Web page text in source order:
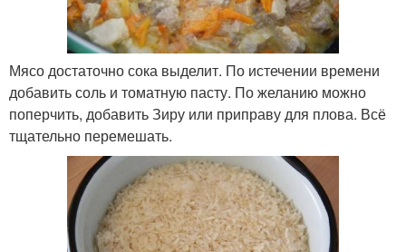
Мясо достаточно сока выделит. По истечении времени
добавить соль и томатную пасту. По желанию можно
поперчить, добавить Зиру или приправу для плова. Всё
тщательно перемешать.